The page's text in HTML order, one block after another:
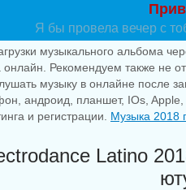
Я бы провела вечер с
музыкального альбома
Рекомендуем также не
музыку в онлайне после
андроид, планшет, IOs,
и регистрации. Музыка 2018
Latino